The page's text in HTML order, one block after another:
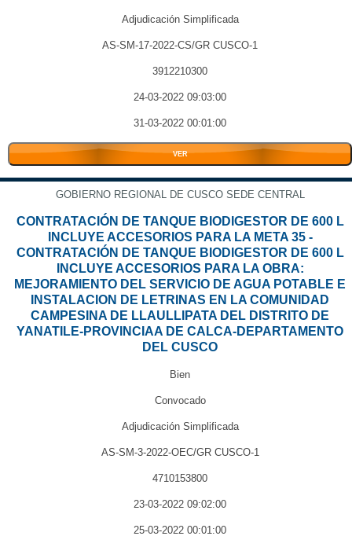
Adjudicación Simplificada
AS-SM-17-2022-CS/GR CUSCO-1
3912210300
24-03-2022 09:03:00
31-03-2022 00:01:00
VER
GOBIERNO REGIONAL DE CUSCO SEDE CENTRAL
CONTRATACIÓN DE TANQUE BIODIGESTOR DE 600 L
INCLUYE ACCESORIOS PARA LA META 35 -
CONTRATACIÓN DE TANQUE BIODIGESTOR DE 600 L
INCLUYE ACCESORIOS PARA LA OBRA:
MEJORAMIENTO DEL SERVICIO DE AGUA POTABLE E
INSTALACION DE LETRINAS EN LA COMUNIDAD
CAMPESINA DE LLAULLIPATA DEL DISTRITO DE
YANATILE-PROVINCIAA DE CALCA-DEPARTAMENTO
DEL CUSCO
Bien
Convocado
Adjudicación Simplificada
AS-SM-3-2022-OEC/GR CUSCO-1
4710153800
23-03-2022 09:02:00
25-03-2022 00:01:00